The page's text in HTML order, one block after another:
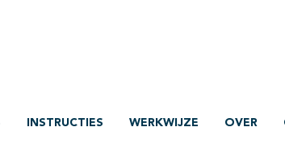
INSTRUCTIES WERKWIJZE OVER